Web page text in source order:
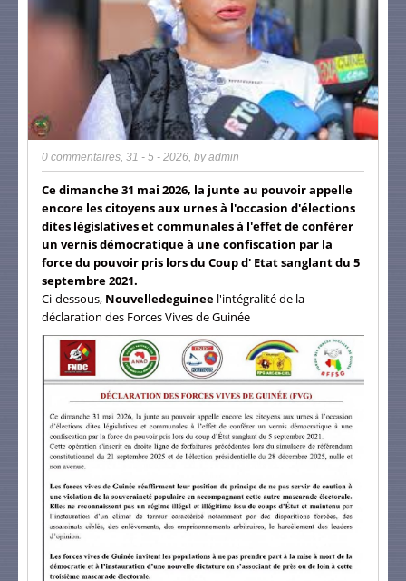
0 commentaires, 31 - 5 - 2026, byadmin
Ce dimanche 31 mai 2026, la junte au pouvoir appelle
encore les citoyens aux urnes à l'occasion d'élections
dites législatives et communales à l'effet de conférer
un vernis démocratique à une confiscation par la
force du pouvoir pris lors du Coup d' Etat sanglant du 5
septembre 2021.
Ci-dessous, Nouvelledeguinee l'intégralité de la
déclaration des Forces Vives de Guinée